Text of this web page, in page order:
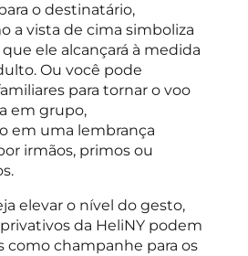
o destinatário,
a vista de cima simboliza
ele alcançará à medida
Ou você pode
para tornar o voo
em grupo,
em uma lembrança
irmãos, primos ou
elevar o nível do gesto,
da HeliNY podem
como champanhe para os